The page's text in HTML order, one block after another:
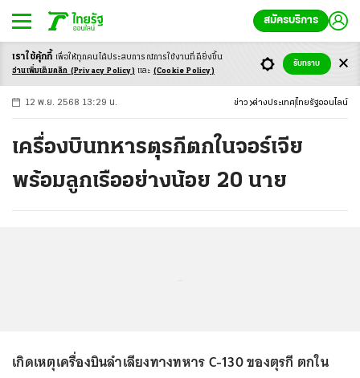
สมัครบริการ
-ก ก ก+
12 พ.ย. 2568 13:29 น. ข่าว ต่างประเทศ ไทยรัฐออนไลน์
เครื่องบินทหารตุรกีตกในจอร์เจีย
พร้อมลูกเรืออย่างน้อย 20 นาย
เกิดเหตุเครื่องบินลำเลียงทางทหาร C-130 ของตุรกี ตกใน
เราใช้คุ้กกี้ เพื่อให้ทุกคนได้ประสบการณ์การใช้งานที่ดียิ่งขึ้น
อ่านเพิ่มเติมคลิก (Privacy Policy) และ (Cookie Policy)
รับทราบ